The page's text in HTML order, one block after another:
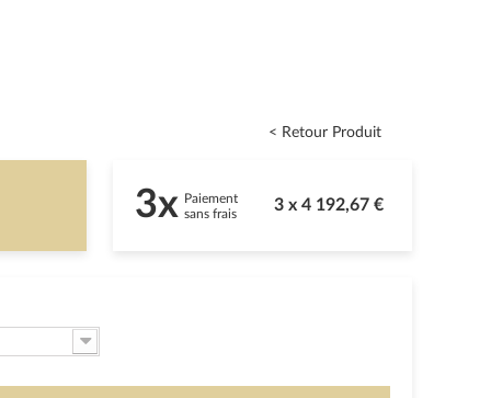
< Retour Produit
3x Paiement
sans frais
3 x 4 192,67 €